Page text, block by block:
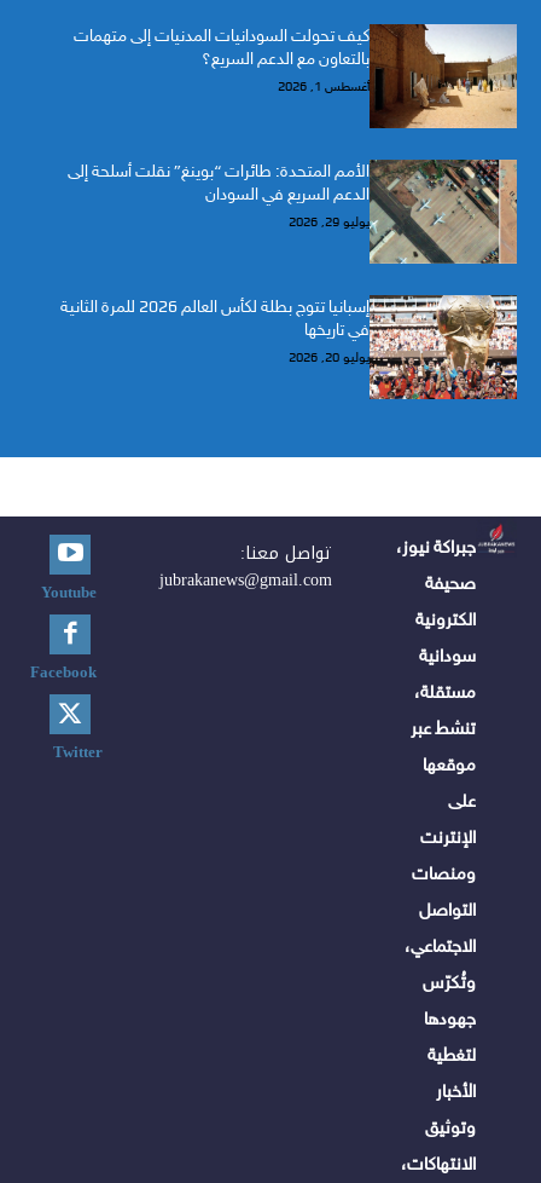
كيف تحولت السودانيات المدنيات إلى متهمات
بالتعاون مع الدعم السريع؟
أغسطس 1, 2026
الأمم المتحدة: طائرات “بوينغ” نقلت أسلحة إلى
الدعم السريع في السودان
يوليو 29, 2026
إسبانيا تتوج بطلة لكأس العالم 2026 للمرة الثانية
في تاريخها
يوليو 20, 2026
جبراكة نيوز،
صحيفة
الكترونية
سودانية
مستقلة،
تنشط عبر
موقعها
على
الإنترنت
ومنصات
التواصل
الاجتماعي،
وتُكرّس
جهودها
لتغطية
الأخبار
وتوثيق
الانتهاكات،
تواصل معنا:
jubrakanews@gmail.com
Youtube
Facebook
Twitter